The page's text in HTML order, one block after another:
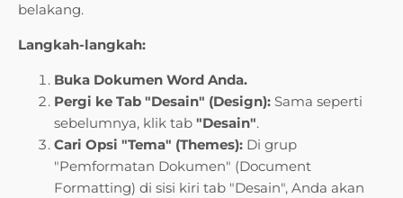
belakang.
Langkah-langkah:
Buka Dokumen Word Anda.
Pergi ke Tab "Desain" (Design): Sama seperti
sebelumnya, klik tab "Desain".
Cari Opsi "Tema" (Themes): Di grup
"Pemformatan Dokumen" (Document
Formatting) di sisi kiri tab "Desain", Anda akan